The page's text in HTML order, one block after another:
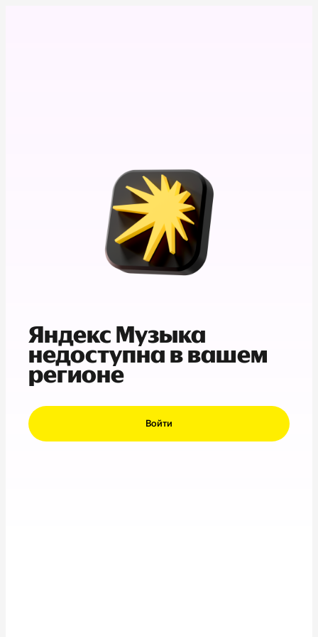
Яндекс Музыка
недоступна в вашем
регионе
Войти